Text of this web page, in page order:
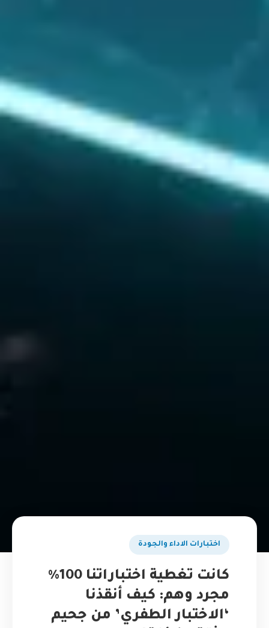
اختبارات الاداء والجودة
كانت تغطية اختباراتنا 100%
مجرد وهم: كيف أنقذنا
‘الاختبار الطفري’ من جحيم